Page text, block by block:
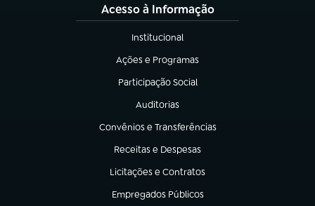
Acesso à Informação
Institucional
(abre em nova aba)
Ações e Programas
(abre em nova aba)
Participação Social
(abre em nova aba)
Auditorias
(abre em nova aba)
Convênios e Transferências
(abre em nova aba)
Receitas e Despesas
(abre em nova aba)
Licitações e Contratos
(abre em nova aba)
Empregados Públicos
(abre em nova aba)